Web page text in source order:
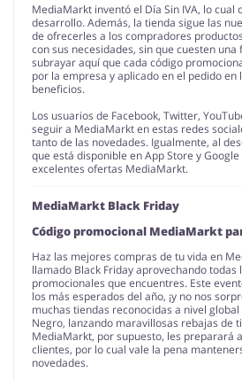
MediaMarkt inventó el Día Sin IVA, lo cual
desarrollo. Además, la tienda sigue las
de ofrecerles a los compradores
con sus necesidades, sin que cuesten
subrayar aquí que cada código
por la empresa y aplicado en el pedido
beneficios.
Los usuarios de Facebook, Twitter,
seguir a MediaMarkt en estas redes
tanto de las novedades. Igualmente, al
que está disponible en App Store y
excelentes ofertas MediaMarkt.
MediaMarkt Black Friday
Código promocional MediaMarkt
Haz las mejores compras de tu vida en
llamado Black Friday aprovechando todas
promocionales que encuentres. Este
los más esperados del año, ¡y no nos
muchas tiendas reconocidas a nivel
Negro, lanzando maravillosas rebajas de
MediaMarkt, por supuesto, les preparará
clientes, por lo cual vale la pena
novedades.